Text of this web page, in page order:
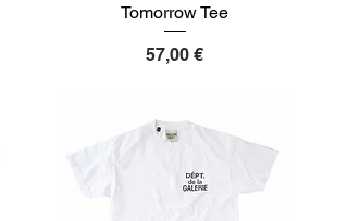
Tomorrow Tee
Preis
57,00 €